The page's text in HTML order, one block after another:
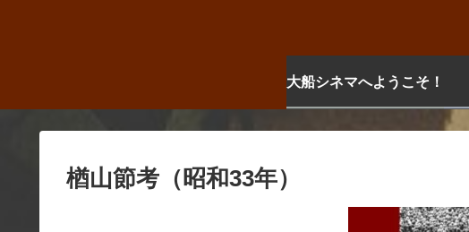
大船シネマへようこそ！
楢山節考（昭和33年）